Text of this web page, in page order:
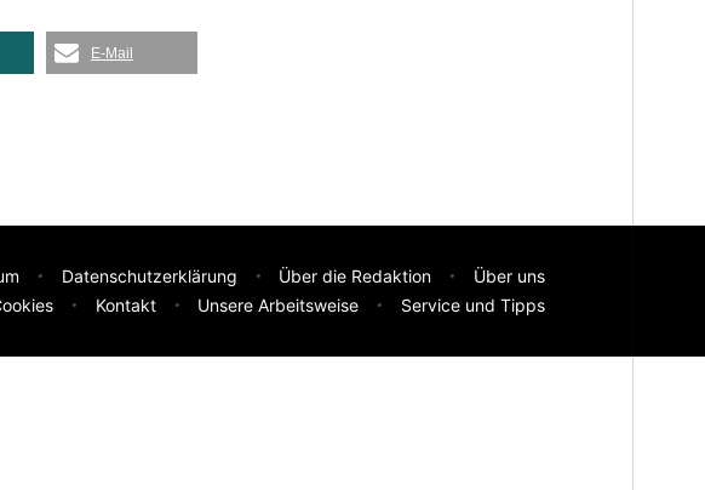
E-Mail
Datenschutzerklärung Über die Redaktion
Über uns
Kontakt Unsere Arbeitsweise Service und Tipps